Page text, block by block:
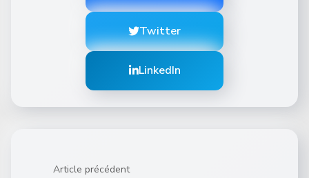
Twitter
LinkedIn
Article précédent